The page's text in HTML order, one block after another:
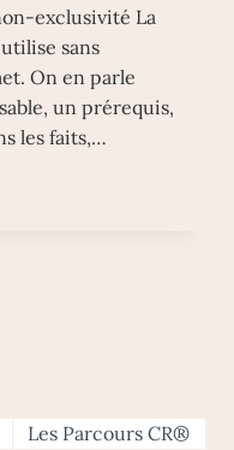
exclusivité La
sans
On en parle
un prérequis,
les faits,…
Les Parcours CR®